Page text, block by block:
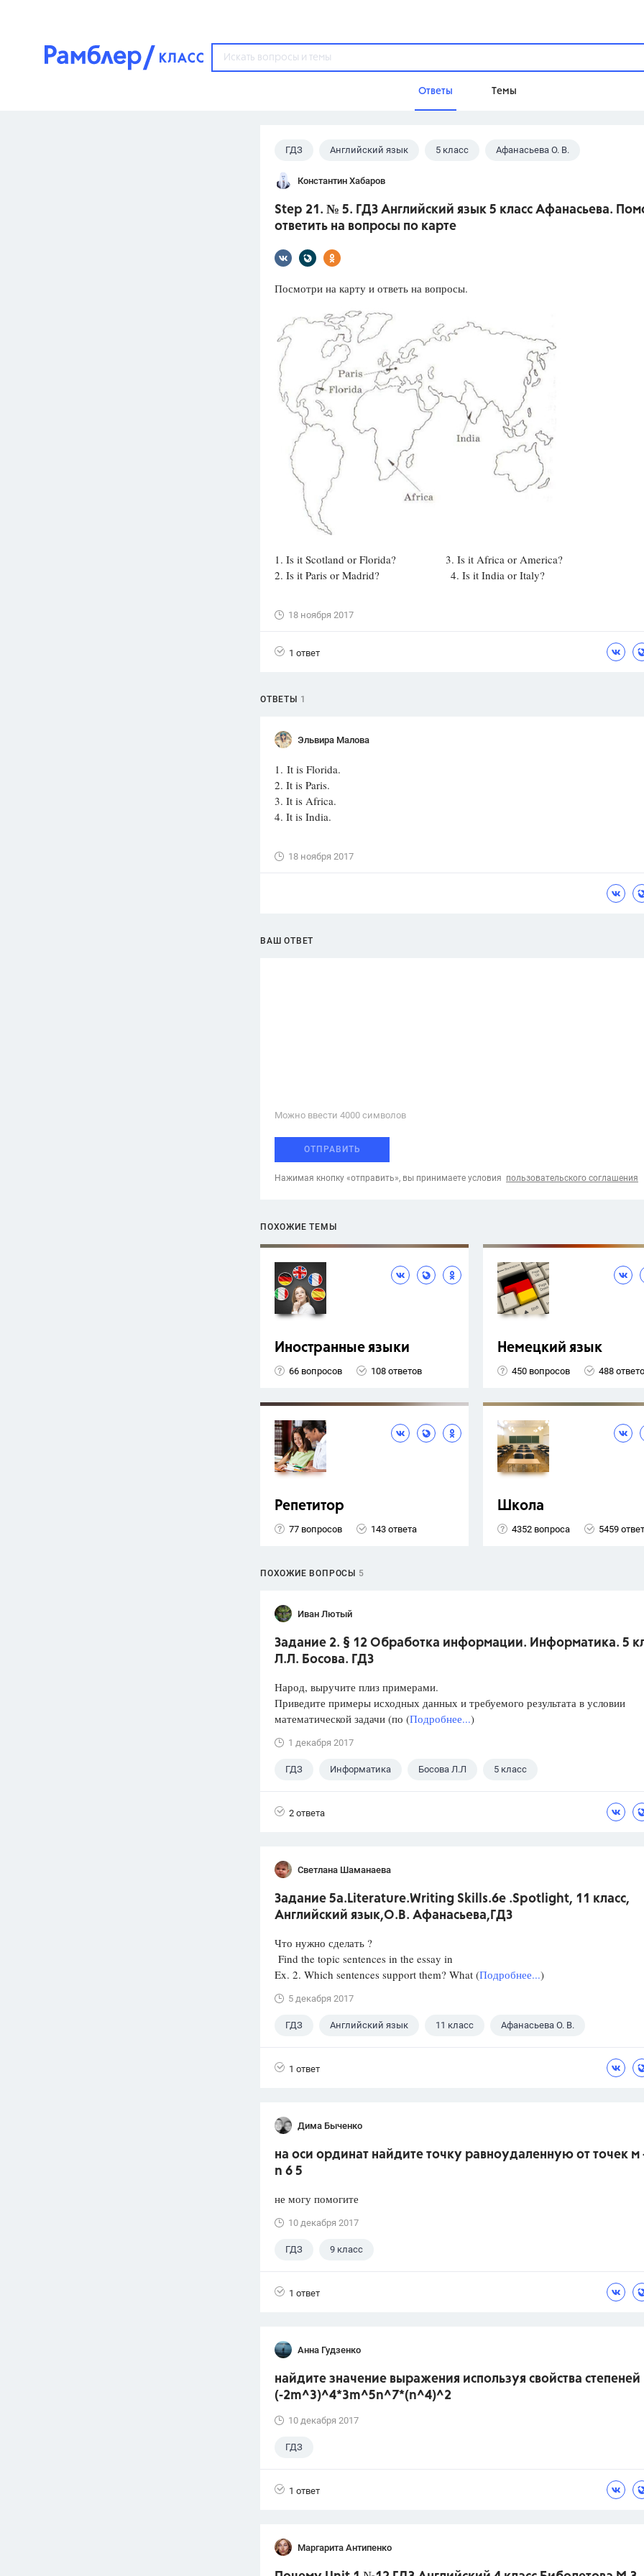
Ответы Темы
Популярные темы
ОГЭ
ответов
Вузы
ответа
Олимпиады
ответа
ответ
ответов
Домашнее задание
Цветков Л. А.
Психология
Отношения,
ПОКАЗАТЬ ВСЕ
ГДЗ Английский язык 5 класс Афанасьева О. В.
Константин Хабаров
Step 21. № 5. ГДЗ Английский язык 5 класс Афанасьева.
ответить на вопросы по карте
Посмотри на карту и ответь на вопросы.
1. Is it Scotland or Florida? 3. Is it Africa or America?
2. Is it Paris or Madrid? 4. Is it India or Italy?
18 ноября 2017
1 ответ
ОТВЕТЫ 1
Эльвира Малова
1. It is Florida.
2. It is Paris.
3. It is Africa.
4. It is India.
18 ноября 2017
ВАШ ОТВЕТ
Можно ввести 4000 cимволов
ОТПРАВИТЬ
Нажимая кнопку «отправить», вы принимаете условия пользовательского соглашения
ПОХОЖИЕ ТЕМЫ
Иностранные языки
66 вопросов 108 ответов
Немецкий язык
450 вопросов 488
Репетитор
77 вопросов 143 ответа
Школа
4352 вопроса 5459
ПОХОЖИЕ ВОПРОСЫ 5
Иван Лютый
Задание 2. § 12 Обработка информации. Информатика. 5
Л.Л. Босова. ГДЗ
Народ, выручите плиз примерами.
Приведите примеры исходных данных и требуемого результата в условии
математической задачи (по (Подробнее...)
1 декабря 2017
ГДЗ Информатика Босова Л.Л 5 класс
2 ответа
Светлана Шаманаева
Задание 5а.Literature.Writing Skills.6e .Spotlight, 11 класс,
Английский язык,О.В. Афанасьева,ГДЗ
Что нужно сделать ?
Find the topic sentences in the essay in
Ex. 2. Which sentences support them? What (Подробнее...)
5 декабря 2017
ГДЗ Английский язык 11 класс Афанасьева О. В.
1 ответ
Дима Быченко
на оси ординат найдите точку равноудаленную от точек м
n 6 5
не могу помогите
10 декабря 2017
ГДЗ 9 класс
1 ответ
Анна Гудзенко
найдите значение выражения используя свойства степеней
(-2m^3)^4*3m^5n^7*(n^4)^2
10 декабря 2017
ГДЗ
1 ответ
Маргарита Антипенко